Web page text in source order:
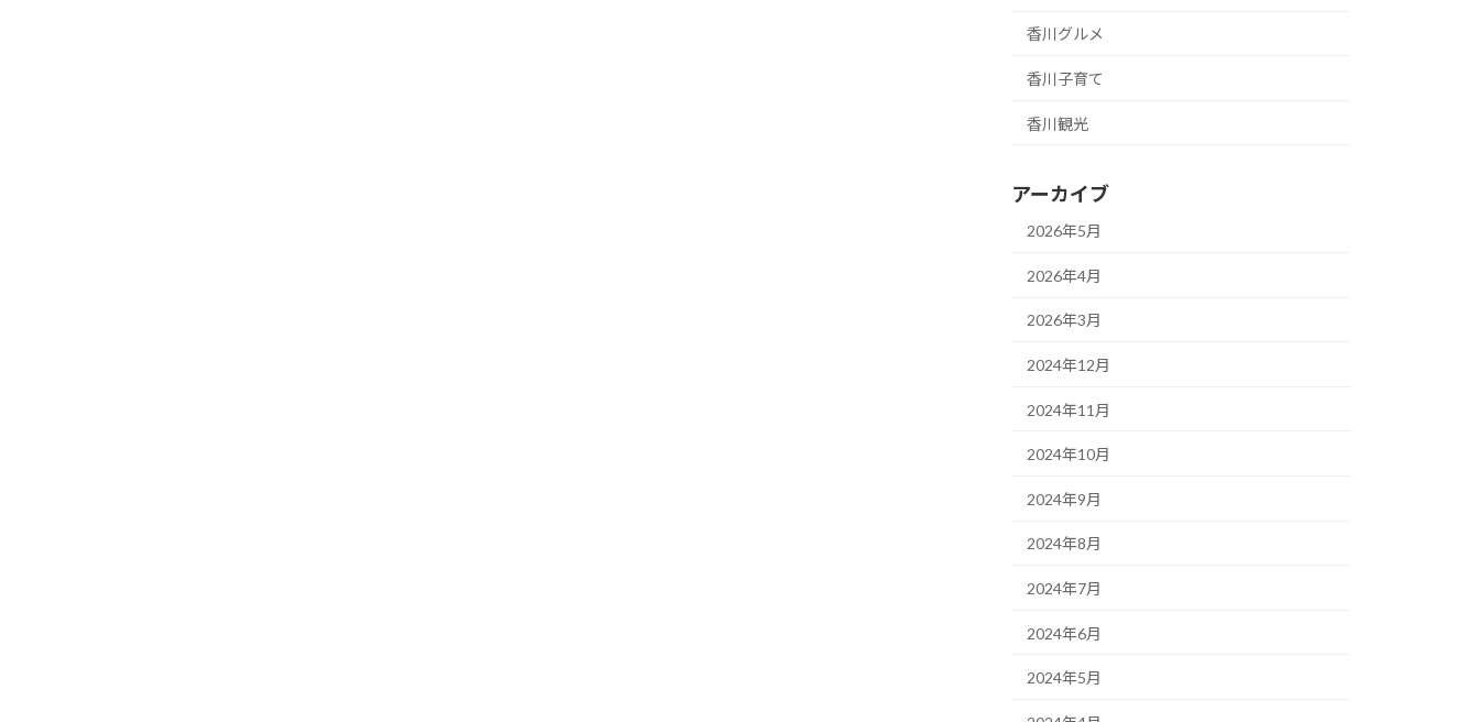
香川グルメ
香川子育て
香川観光
アーカイブ
2026年5月
2026年4月
2026年3月
2024年12月
2024年11月
2024年10月
2024年9月
2024年8月
2024年7月
2024年6月
2024年5月